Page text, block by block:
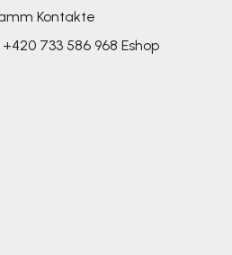
Kontakte
+420 733 586 968 Eshop